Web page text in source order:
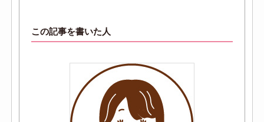
この記事を書いた人